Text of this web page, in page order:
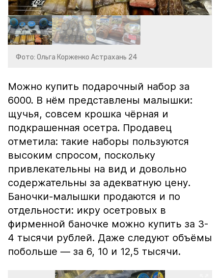
Фото: Ольга Корженко Астрахань 24
Можно купить подарочный набор за
6000. В нём представлены малышки:
щучья, совсем крошка чёрная и
подкрашенная осетра. Продавец
отметила: такие наборы пользуются
высоким спросом, поскольку
привлекательны на вид и довольно
содержательны за адекватную цену.
Баночки-малышки продаются и по
отдельности: икру осетровых в
фирменной баночке можно купить за 3-
4 тысячи рублей. Даже следуют объёмы
побольше — за 6, 10 и 12,5 тысячи.